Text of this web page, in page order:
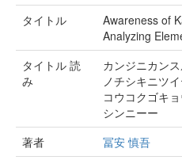
タイトル
Awareness of
Analyzing
タイトル 読
み
カンジニカン
ノチシキニツ
コウコクゴキ
シンニーー
著者
冨安 慎吾